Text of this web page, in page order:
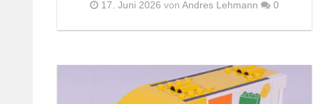
17. Juni 2026 von Andres Lehmann 0